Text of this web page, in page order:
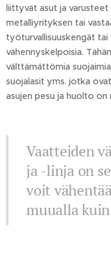
liittyvät asut ja
metalliyrityksen tai
työturvallisuuskengät
vähennyskelpoisia.
välttämättömia
suojalasit yms. jotka
asujen pesu ja huolto
Vaatteiden
ja -linja on
voit
muualla